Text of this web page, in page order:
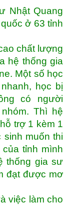
Nhật Quang
ở 63 tỉnh
chất lượng
hệ thống gia
Một số học
học bị
có người
Thì hệ
trợ 1 kèm 1
sinh muốn thi
tỉnh mình
thống gia sư
đạt được mơ
việc làm cho